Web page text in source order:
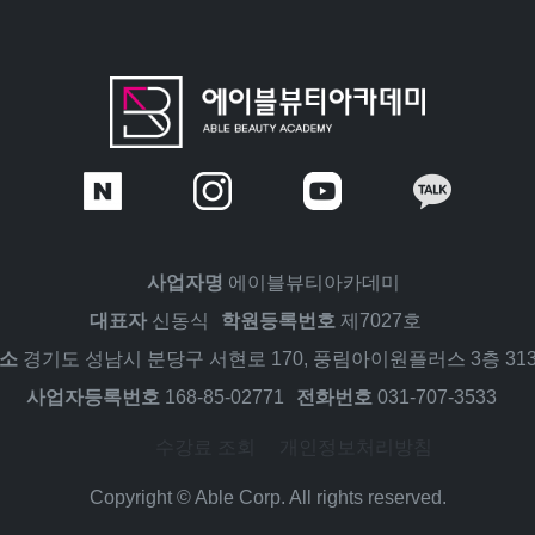
사업자명 에이블뷰티아카데미
대표자신동식 학원등록번호 제7027호
경기도 성남시 분당구 서현로 170, 풍림아이원플러스 3층
사업자등록번호 168-85-02771 전화번호 031-707-3533
Copyright © Able Corp. All rights reserved.